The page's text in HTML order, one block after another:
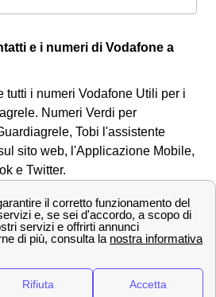
e i numeri di Vodafone a
tutti i numeri Vodafone Utili per i
Numeri Verdi per
Tobi l'assistente
sito web, l'Applicazione Mobile,
e Twitter.
a Guardiagrele
per i guardiesi
nel caso in cui si trovino già ad
Vodafone, sia nel caso in
si possono sempre rivolgere